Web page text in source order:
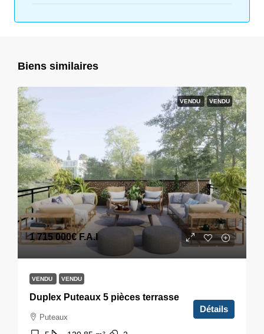
Biens similaires
VENDU VENDU
1 715 000€F.A.I
VENDU VENDU
Duplex Puteaux 5 pièces terrasse
Puteaux
Détails